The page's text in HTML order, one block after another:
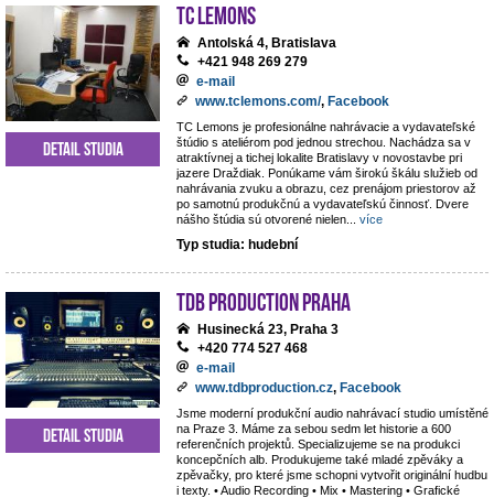
TC Lemons
Antolská 4, Bratislava
+421 948 269 279
e-mail
www.tclemons.com/, Facebook
TC Lemons je profesionálne nahrávacie a vydavateľské
štúdio s ateliérom pod jednou strechou. Nachádza sa v
atraktívnej a tichej lokalite Bratislavy v novostavbe pri
jazere Draždiak. Ponúkame vám širokú škálu služieb od
nahrávania zvuku a obrazu, cez prenájom priestorov až
po samotnú produkčnú a vydavateľskú činnosť. Dvere
nášho štúdia sú otvorené nielen
více
Typ studia: hudební
Detail studia
TdB Production Praha
Husinecká 23, Praha 3
+420 774 527 468
e-mail
www.tdbproduction.cz, Facebook
Jsme moderní produkční audio nahrávací studio umístěné
na Praze 3. Máme za sebou sedm let historie a 600
referenčních projektů. Specializujeme se na produkci
koncepčních alb. Produkujeme také mladé zpěváky a
zpěvačky, pro které jsme schopni vytvořit originální hudbu
i texty. • Audio Recording • Mix • Mastering • Grafické
Detail studia